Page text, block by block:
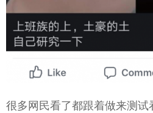
很多网民看了都跟着做来测试